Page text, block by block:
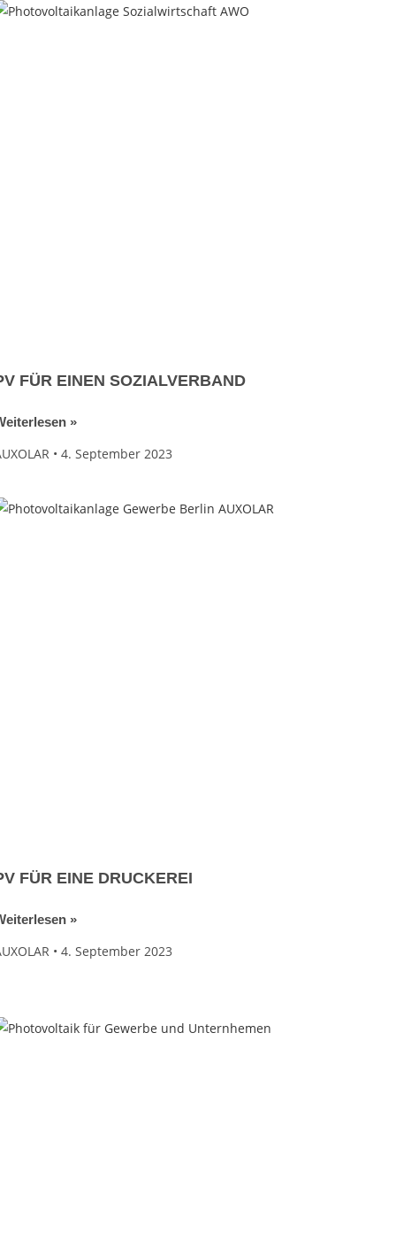
FÜR EINEN SOZIALVERBAND
»
4. September 2023
FÜR EINE DRUCKEREI
»
4. September 2023